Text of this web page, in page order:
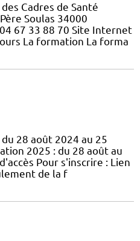
Cadres de Santé
Soulas 34000
67 33 88 70 Site Internet
La formation La forma
28 août 2024 au 25
2025 : du 28 août au
Pour s'inscrire : Lien
de la f